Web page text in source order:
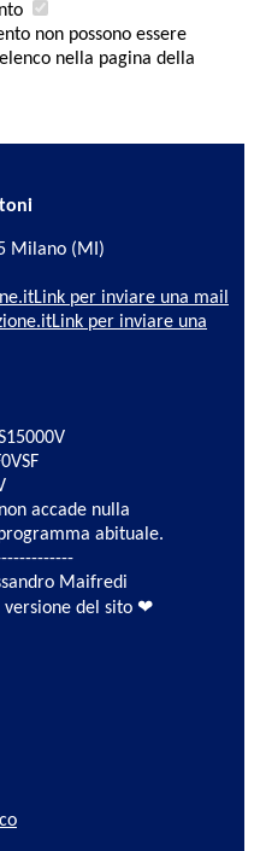
non possono essere
nella pagina della
Milano (MI)
Link per inviare una mail
Link per inviare una
accade nulla
abituale.
Maifredi
versione del sito ❤